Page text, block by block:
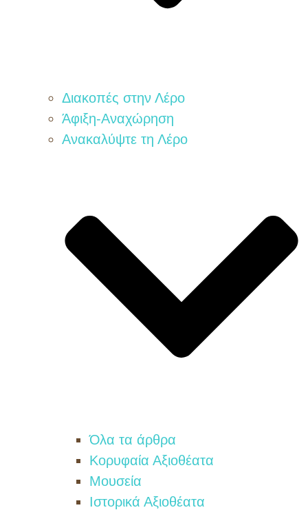
Διακοπές στην Λέρο
Άφιξη-Αναχώρηση
Ανακαλύψτε τη Λέρο
Όλα τα άρθρα
Κορυφαία Αξιοθέατα
Μουσεία
Ιστορικά Αξιοθέατα